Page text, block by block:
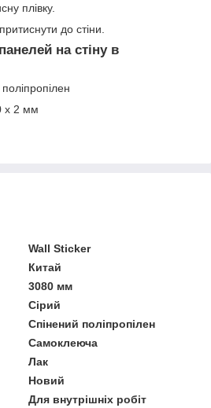
плівку.
до стіни.
на стіну в
x 2 мм
Wall Sticker
Китай
3080 мм
Сірий
Спінений поліпропілен
Самоклеюча
Лак
Новий
Для внутрішніх робіт